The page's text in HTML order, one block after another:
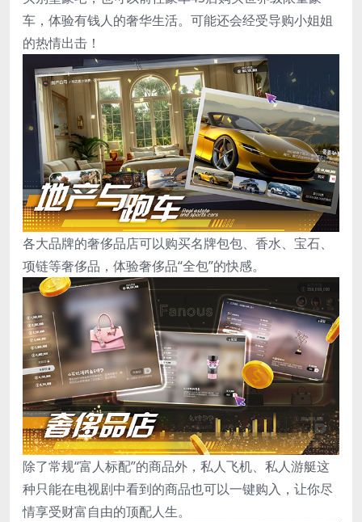
车，体验有钱人的奢华生活。可能还会经受导购小姐姐
的热情出击！
各大品牌的奢侈品店可以购买名牌包包、香水、宝石、
项链等奢侈品，体验奢侈品“全包”的快感。
除了常规“富人标配”的商品外，私人飞机、私人游艇这
种只能在电视剧中看到的商品也可以一键购入，让你尽
情享受财富自由的顶配人生。